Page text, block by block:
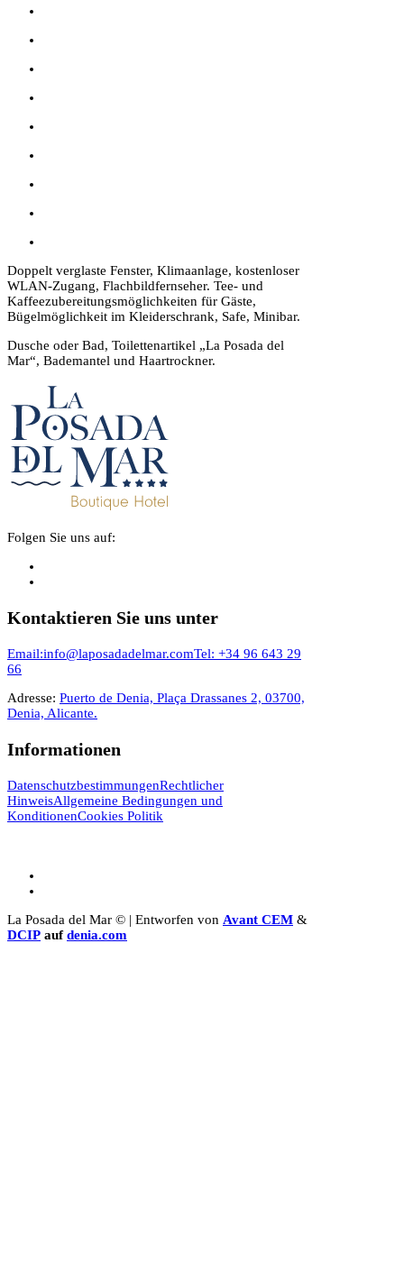
Doppelt verglaste Fenster, Klimaanlage, kostenloser
WLAN-Zugang, Flachbildfernseher. Tee- und
Kaffeezubereitungsmöglichkeiten für Gäste,
Bügelmöglichkeit im Kleiderschrank, Safe, Minibar.
Dusche oder Bad, Toilettenartikel „La Posada del
Mar“, Bademantel und Haartrockner.
Folgen Sie uns auf:
Kontaktieren Sie uns unter
Email:info@laposadadelmar.comTel: +34 96 643 29
66
Adresse: Puerto de Denia, Plaça Drassanes 2, 03700,
Denia, Alicante.
Informationen
DatenschutzbestimmungenRechtlicher
HinweisAllgemeine Bedingungen und
KonditionenCookies Politik
La Posada del Mar © | Entworfen von Avant CEM &
DCIP aufdenia.com